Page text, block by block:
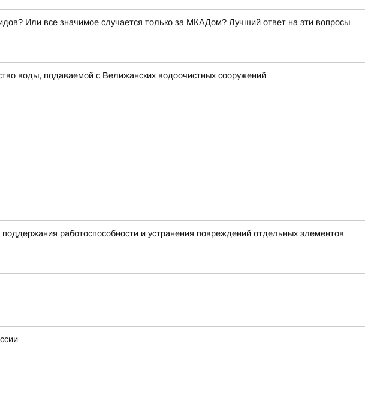
Или все значимое случается только за МКАДом? Лучший ответ на эти вопросы
воды, подаваемой с Велижанских водоочистных сооружений
работоспособности и устранения повреждений отдельных элементов